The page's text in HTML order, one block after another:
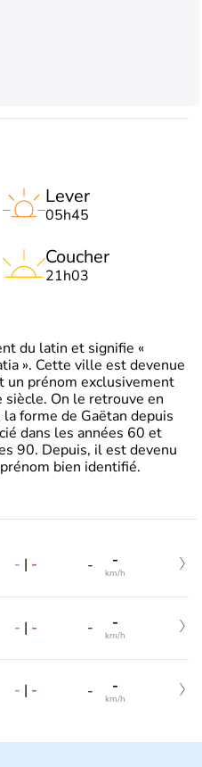
Lever
05h45
Coucher
21h03
du latin et signifie «
». Cette ville est devenue
un prénom exclusivement
On le retrouve en
la forme de Gaëtan depuis
dans les années 60 et
90. Depuis, il est devenu
bien identifié.
- | - - -
km/h
- | - - -
km/h
- | - - -
km/h